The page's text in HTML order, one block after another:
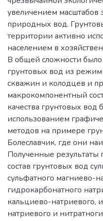
увеличением масштабов
природных вод.
территории активно
населением в
В общей сложности
грунтовых вод из
скважин и колодцев и
макрокомпонентный
качества грунтовых вод
использованием
методов на примере
Болеславчик, где они
Полученные результаты
состав грунтовых вод
сульфатного магниево-
гидрокарбонатного
кальциево-натриевого,
натриевого и